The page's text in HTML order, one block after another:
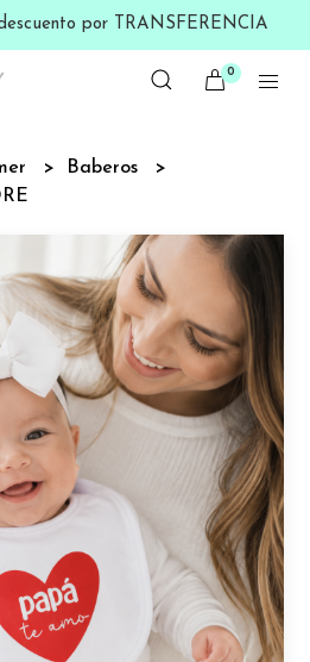
por TRANSFERENCIA
0
Baberos